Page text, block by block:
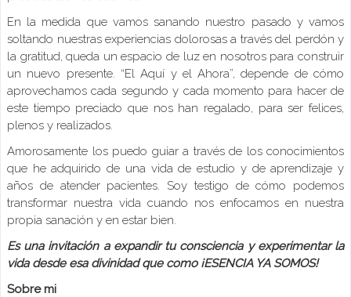
En la medida que vamos sanando nuestro pasado y vamos
soltando nuestras experiencias dolorosas a través del perdón y
la gratitud, queda un espacio de luz en nosotros para construir
un nuevo presente. “El Aquí y el Ahora”, depende de cómo
aprovechamos cada segundo y cada momento para hacer de
este tiempo preciado que nos han regalado, para ser felices,
plenos y realizados.
Amorosamente los puedo guiar a través de los conocimientos
que he adquirido de una vida de estudio y de aprendizaje y
años de atender pacientes. Soy testigo de cómo podemos
transformar nuestra vida cuando nos enfocamos en nuestra
propia sanación y en estar bien.
Es una invitación a expandir tu consciencia y experimentar la
vida desde esa divinidad que como ¡ESENCIA YA SOMOS!
Sobre mi